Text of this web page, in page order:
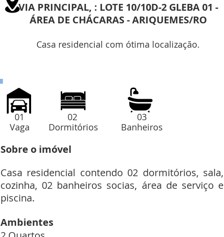
VIA PRINCIPAL, : LOTE 10/10D-2 GLEBA 01 -
ÁREA DE CHÁCARAS - ARIQUEMES/RO
Casa residencial com ótima localização.
01
Vaga
02
Dormitórios
03
Banheiros
Sobre o imóvel
Casa residencial contendo 02 dormitórios, sala,
cozinha, 02 banheiros socias, área de serviço e
piscina.
Ambientes